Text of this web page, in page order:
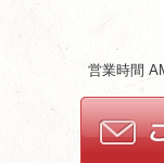
営業時間